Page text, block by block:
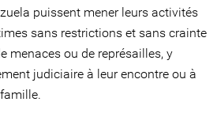
puissent mener leurs activités
sans restrictions et sans crainte
menaces ou de représailles, y
judiciaire à leur encontre ou à